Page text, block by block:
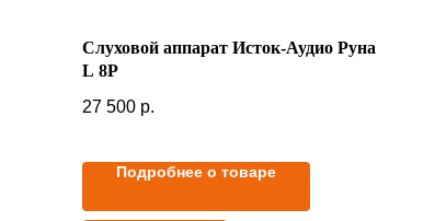
Слуховой аппарат Исток-Аудио Руна
L 8P
27 500 р.
Подробнее о товаре